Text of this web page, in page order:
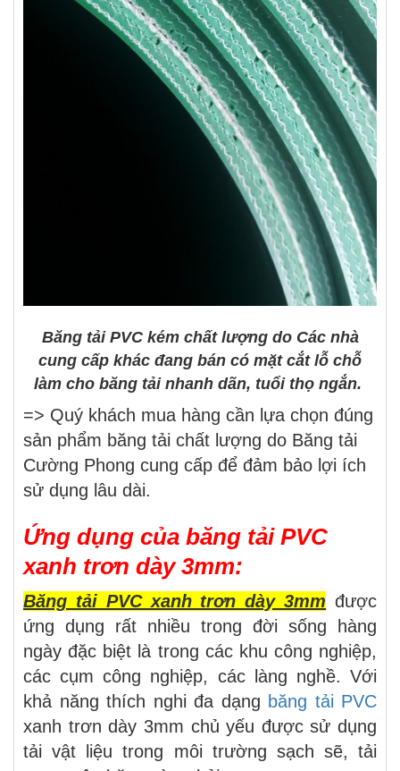
Băng tải PVC kém chất lượng do Các nhà
cung cấp khác đang bán có mặt cắt lỗ chỗ
làm cho băng tải nhanh dãn, tuổi thọ ngắn.
=> Quý khách mua hàng cần lựa chọn đúng
sản phẩm băng tải chất lượng do Băng tải
Cường Phong cung cấp để đảm bảo lợi ích
sử dụng lâu dài.
Ứng dụng của băng tải PVC
xanh trơn dày 3mm:
Băng tải PVC xanh trơn dày 3mm được
ứng dụng rất nhiều trong đời sống hàng
ngày đặc biệt là trong các khu công nghiệp,
các cụm công nghiệp, các làng nghề. Với
khả năng thích nghi đa dạng băng tải PVC
xanh trơn dày 3mm chủ yếu được sử dụng
tải vật liệu trong môi trường sạch sẽ, tải